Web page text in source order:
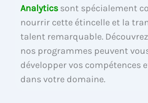
Analytics sont spécialement
nourrir cette étincelle et la
talent remarquable.
nos programmes peuvent
développer vos compétences
dans votre domaine.